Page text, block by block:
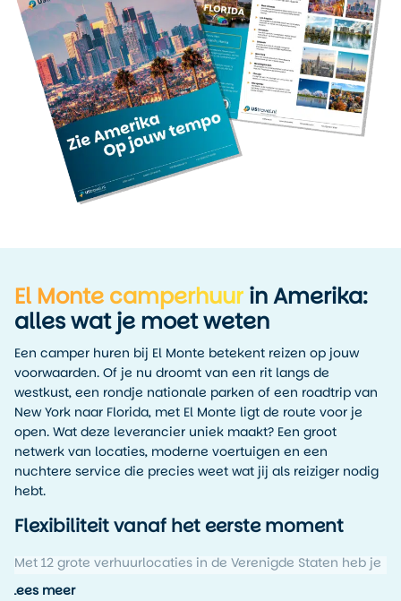
El Monte camperhuur in Amerika:
alles wat je moet weten
Een camper huren bij El Monte betekent reizen op jouw
voorwaarden. Of je nu droomt van een rit langs de
westkust, een rondje nationale parken of een roadtrip van
New York naar Florida, met El Monte ligt de route voor je
open. Wat deze leverancier uniek maakt? Een groot
netwerk van locaties, moderne voertuigen en een
nuchtere service die precies weet wat jij als reiziger nodig
hebt.
Flexibiliteit vanaf het eerste moment
Met 12 grote verhuurlocaties in de Verenigde Staten heb je
bij El Monte alle vrijheid om jouw ideale route te plannen.
Lees meer